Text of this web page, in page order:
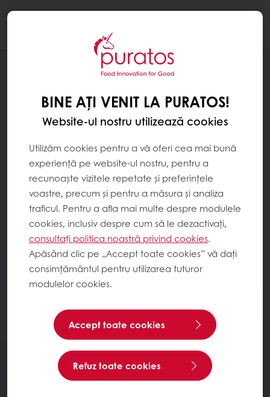
BINE AȚI VENIT LA PURATOS!
Website-ul nostru utilizează cookies
Utilizăm cookies pentru a vă oferi cea mai bună
experiență pe website-ul nostru, pentru a
recunoaște vizitele repetate și preferințele
voastre, precum și pentru a măsura și analiza
traficul. Pentru a afla mai multe despre modulele
cookies, inclusiv despre cum să le dezactivați,
consultați politica noastră privind cookies.
Apăsând clic pe „Accept toate cookies” vă dați
consimțământul pentru utilizarea tuturor
modulelor cookies.
Accept toate cookies
Refuz toate cookies